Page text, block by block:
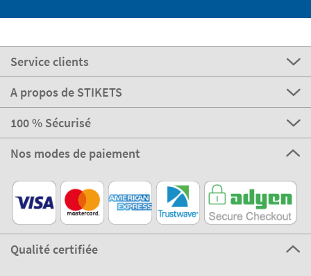
Service clients
A propos de STIKETS
100 % Sécurisé
Nos modes de paiement
Qualité certifiée